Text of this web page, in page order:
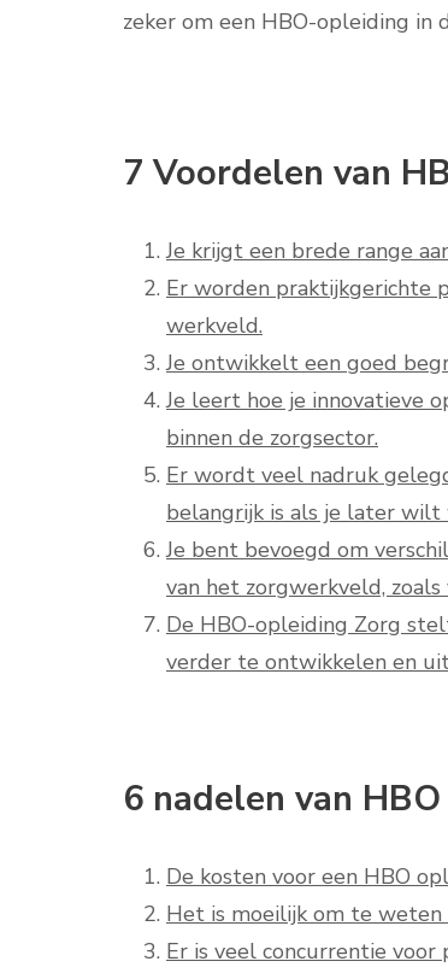
zeker om een HBO-opleiding
7 Voordelen van
Je krijgt een brede range
Er worden praktijkgerichte
werkveld.
Je ontwikkelt een goed
Je leert hoe je innovatieve
binnen de zorgsector.
Er wordt veel nadruk
belangrijk is als je later wilt
Je bent bevoegd om
van het zorgwerkveld,
De HBO-opleiding Zorg
verder te ontwikkelen en
6 nadelen van
De kosten voor een HBO
Het is moeilijk om te
Er is veel concurrentie voor